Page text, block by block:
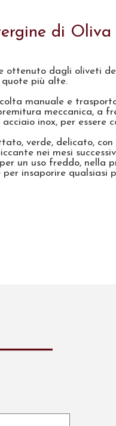
di Oliva
ottenuto dagli oliveti
quote più alte.
manuale e
meccanica, a
inox, per essere
verde, delicato, con
nei mesi
un uso freddo, nella
per insaporire qualsiasi